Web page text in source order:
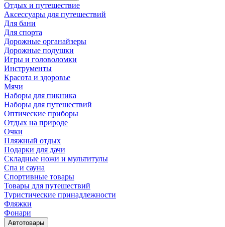
Отдых и путешествие
Аксессуары для путешествий
Для бани
Для спорта
Дорожные органайзеры
Дорожные подушки
Игры и головоломки
Инструменты
Красота и здоровье
Мячи
Наборы для пикника
Наборы для путешествий
Оптические приборы
Отдых на природе
Очки
Пляжный отдых
Подарки для дачи
Складные ножи и мультитулы
Спа и сауна
Спортивные товары
Товары для путешествий
Туристические принадлежности
Фляжки
Фонари
Автотовары